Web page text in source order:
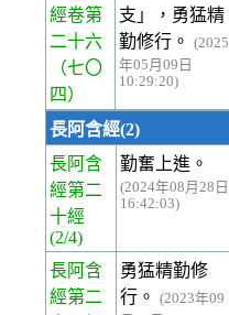
經卷第
二十六
（七〇
四）
支」，勇猛精
勤修行。
(2025
年05月09日
10:29:20)
長阿含經(2)
長阿含
經第二
十經
(2/4)
勤奮上進。
(2024年08月28日
16:42:03)
長阿含
經第二
勇猛精勤修
行。
(2023年09